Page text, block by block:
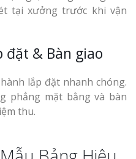
tại xưởng trước khi vận
đặt & Bàn giao
lắp đặt nhanh chóng.
phẳng mặt bằng và bàn
thu.